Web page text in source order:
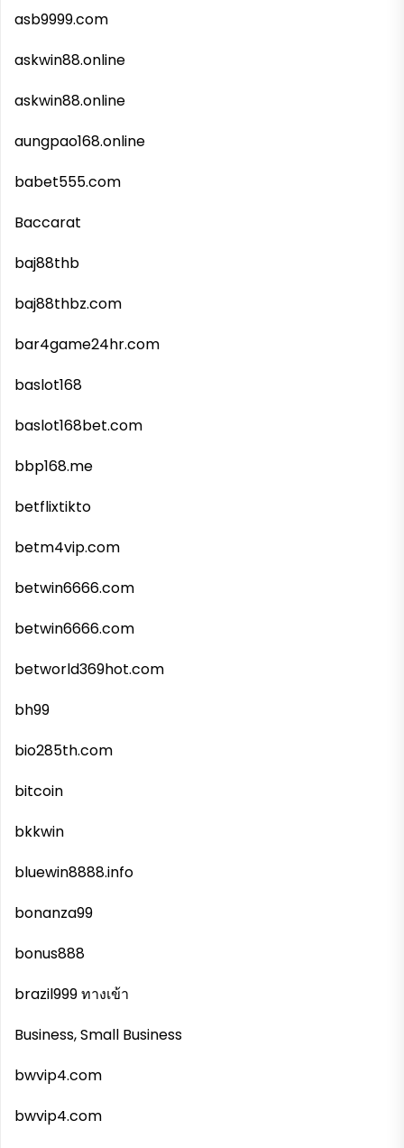
asb9999.com
askwin88.online
askwin88.online
aungpao168.online
babet555.com
Baccarat
baj88thb
baj88thbz.com
bar4game24hr.com
baslot168
baslot168bet.com
bbp168.me
betflixtikto
betm4vip.com
betwin6666.com
betwin6666.com
betworld369hot.com
bh99
bio285th.com
bitcoin
bkkwin
bluewin8888.info
bonanza99
bonus888
brazil999 ทางเข้า
Business, Small Business
bwvip4.com
bwvip4.com